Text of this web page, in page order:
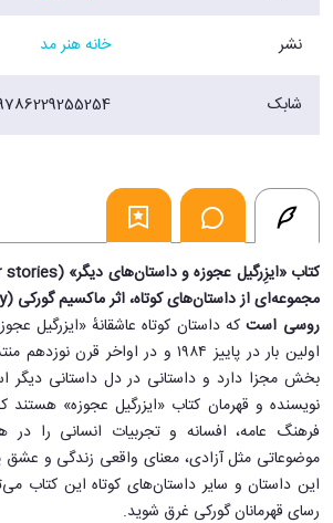
نشر خانه هنر مد
شابک
روسی است که داستان کوتاه عاشقانهٔ «ایزرگیل
اولین بار در پاییز ۱۹۸۴ و در اواخر
بخش مجزا دارد و داستانی در دل داستانی دیگر
نویسنده و قهرمان کتاب «ایزرگیل عجوزه» هستند
فرهنگ عامه، افسانه و تجربیات انسانی را
موضوعاتی مثل آزادی، معنای واقعی زندگی و عشق
این داستان و سایر داستان‌های کوتاه این کتاب
رسای قهرمانان گورکی غرق شوید.